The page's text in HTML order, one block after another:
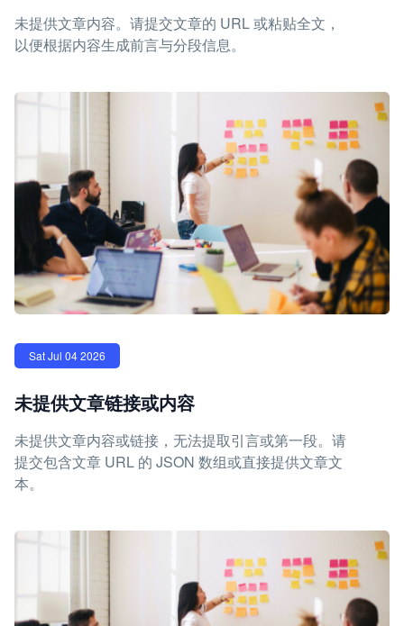
未提供文章内容。请提交文章的 URL 或粘贴全文，
以便根据内容生成前言与分段信息。
Sat Jul 04 2026
未提供文章链接或内容
未提供文章内容或链接，无法提取引言或第一段。请
提交包含文章 URL 的 JSON 数组或直接提供文章文
本。